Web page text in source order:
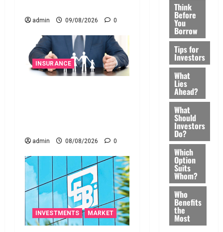
admin 09/08/2026 0
INSURANCE
admin 08/08/2026 0
INVESTMENTS MARKET
Think
Before
You
Borrow
Tips for
Investors
What
Lies
Ahead?
What
Should
Investors
Do?
Which
Option
Suits
Whom?
Who
Benefits
the
Most